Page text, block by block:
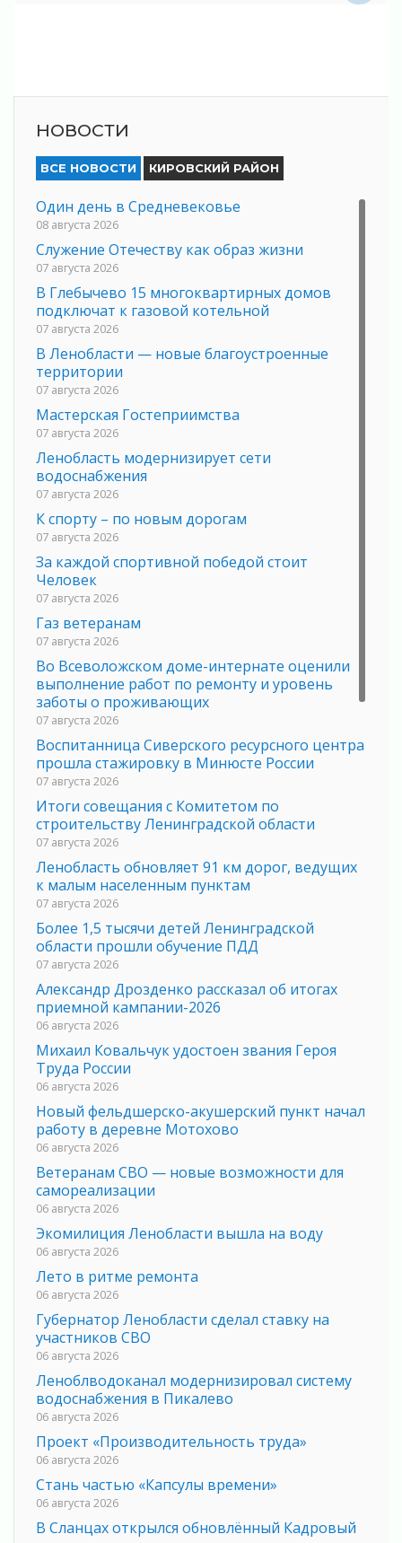
НОВОСТИ
ВСЕ НОВОСТИ КИРОВСКИЙ РАЙОН
Один день в Средневековье
08 августа 2026
Служение Отечеству как образ жизни
07 августа 2026
В Глебычево 15 многоквартирных домов
подключат к газовой котельной
07 августа 2026
В Ленобласти — новые благоустроенные
территории
07 августа 2026
Мастерская Гостеприимства
07 августа 2026
Ленобласть модернизирует сети
водоснабжения
07 августа 2026
К спорту – по новым дорогам
07 августа 2026
За каждой спортивной победой стоит
Человек
07 августа 2026
Газ ветеранам
07 августа 2026
Во Всеволожском доме-интернате оценили
выполнение работ по ремонту и уровень
заботы о проживающих
07 августа 2026
Воспитанница Сиверского ресурсного центра
прошла стажировку в Минюсте России
07 августа 2026
Итоги совещания с Комитетом по
строительству Ленинградской области
07 августа 2026
Ленобласть обновляет 91 км дорог, ведущих
к малым населенным пунктам
07 августа 2026
Более 1,5 тысячи детей Ленинградской
области прошли обучение ПДД
07 августа 2026
Александр Дрозденко рассказал об итогах
приемной кампании-2026
06 августа 2026
Михаил Ковальчук удостоен звания Героя
Труда России
06 августа 2026
Новый фельдшерско-акушерский пункт начал
работу в деревне Мотохово
06 августа 2026
Ветеранам СВО — новые возможности для
самореализации
06 августа 2026
Экомилиция Ленобласти вышла на воду
06 августа 2026
Лето в ритме ремонта
06 августа 2026
Губернатор Ленобласти сделал ставку на
участников СВО
06 августа 2026
Леноблводоканал модернизировал систему
водоснабжения в Пикалево
06 августа 2026
Проект «Производительность труда»
06 августа 2026
Стань частью «Капсулы времени»
06 августа 2026
В Сланцах открылся обновлённый Кадровый